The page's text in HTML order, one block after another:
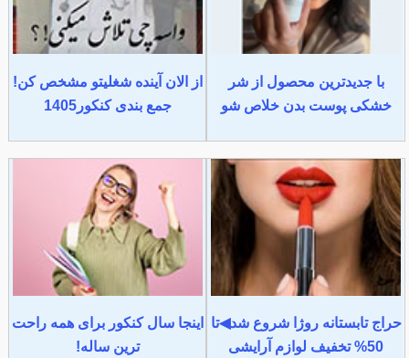
با جدیدترین محصول از شر
خشکی پوست بدن خلاص شو
از الان آینده شغلیتو مشخص کن!
جمع بندی کنکور1405
حراج تابستانه روژا شروع شد◀تا
50% تخفیف لوازم آرایشی
اینجا سال کنکور برای همه راحت
ترین ساله!